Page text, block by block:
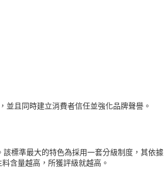
並且同時建立消費者信任並強化品牌聲譽。
標準最大的特色為採用一套分級制度，其依據
含量越高，所獲評級就越高。